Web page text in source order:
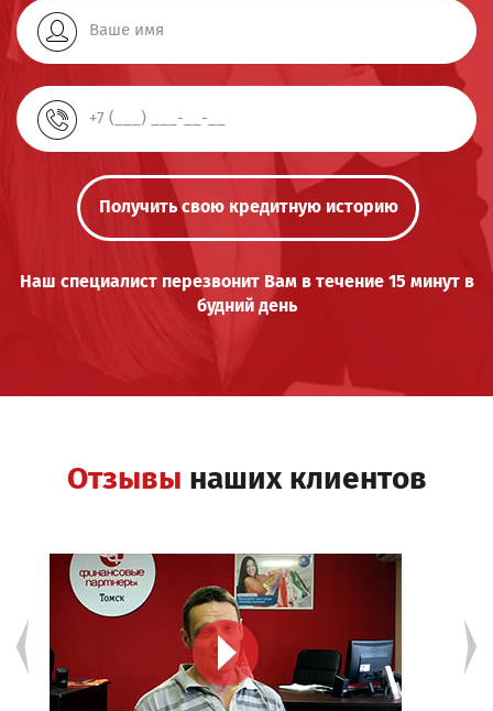
Получить свою кредитную историю
Наш специалист перезвонит Вам в течение 15 минут в
будний день
Отзывы наших клиентов